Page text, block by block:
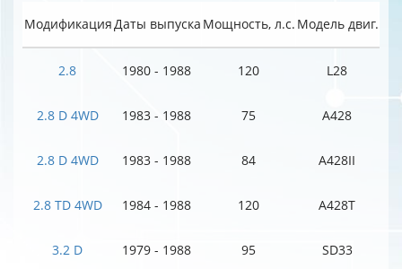
МодификацияДаты выпуска Мощность, л.с. Модель двиг.
2.8 1980 - 1988 120 L28
2.8 D 4WD 1983 - 1988 75 A428
2.8 D 4WD 1983 - 1988 84 A428II
2.8 TD 4WD 1984 - 1988 120 A428T
3.2 D 1979 - 1988 95 SD33